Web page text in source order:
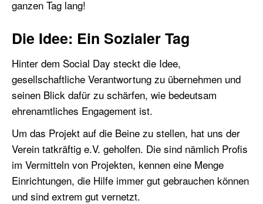
ganzen Tag lang!
Die Idee: Ein Sozialer Tag
Hinter dem Social Day steckt die Idee,
gesellschaftliche Verantwortung zu übernehmen und
seinen Blick dafür zu schärfen, wie bedeutsam
ehrenamtliches Engagement ist.
Um das Projekt auf die Beine zu stellen, hat uns der
Verein tatkräftig e.V. geholfen. Die sind nämlich Profis
im Vermitteln von Projekten, kennen eine Menge
Einrichtungen, die Hilfe immer gut gebrauchen können
und sind extrem gut vernetzt.